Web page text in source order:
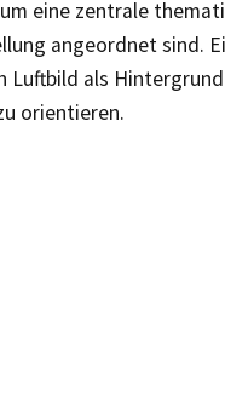
eine zentrale
angeordnet sind.
Luftbild als
orientieren.